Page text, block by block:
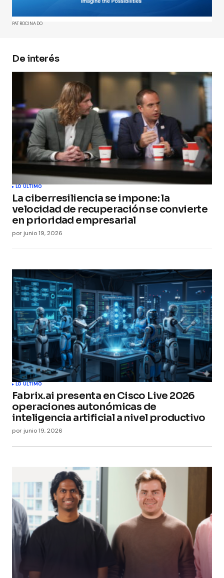
Comment*
Your E-mail*
Guarda mi nombre, correo electrónico y web en
este navegador para la próxima vez que
comente.
Submit Comment
PATROCINADO
De interés
LO ÚLTIMO
La ciberresiliencia se impone: la
velocidad de recuperación se convierte
en prioridad empresarial
por junio 19, 2026
LO ÚLTIMO
Fabrix.ai presenta en Cisco Live 2026
operaciones autonómicas de
inteligencia artificial a nivel productivo
por junio 19, 2026